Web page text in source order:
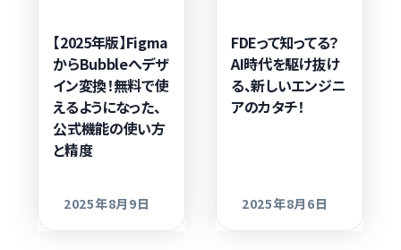
【2025年版】Figma
からBubbleへデザ
イン変換！無料で使
えるようになった、
公式機能の使い方
と精度
更新日
2025年8月9日
FDEって知ってる？
AI時代を駆け抜け
る、新しいエンジニ
アのカタチ！
更新日
2025年8月6日